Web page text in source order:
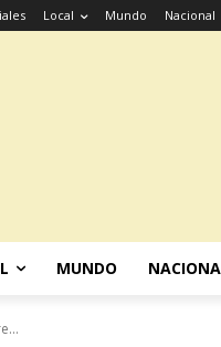
Local Mundo Nacional
MUNDO